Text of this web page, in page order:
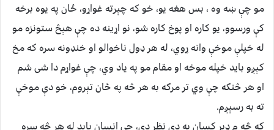
مو چې ښه وه ، بس هغه يو، خو که چېرته غواړو، ځان په يوه برخه
کې ورسوو، يو کاره او پوخ کاره شو، نو اړينه ده چې هېڅ ستونزه مو
له خپلې موخې وانه ړوي، له هر ډول ناخوالو او خنډونه سره که مخ
کېږو بايد خپله موخه او مقام مو په ياد وي، چې غواړم دا شى شم
او هر څنګه چې وي تر مرګه به هر څه په ځان تېروم، خو دې موخې
ته به رسېږم.
که څه م ډېر کسان په دې نظر دي، چې انسان بايد له هر څه سره